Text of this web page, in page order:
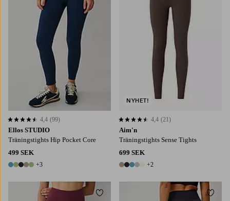
Ellos STUDIO
Träningstights Hip Pocket Core
499 SEK
8 färger
+3
4,4 baserat på 99 st betyg
4,4 (99)
Aim'n
Träningstights Sense Tights
699 SEK
7 färger
+2
4,4 baserat på 21 st betyg
4,4 (21)
NYHET!
Lägg till i favoriter